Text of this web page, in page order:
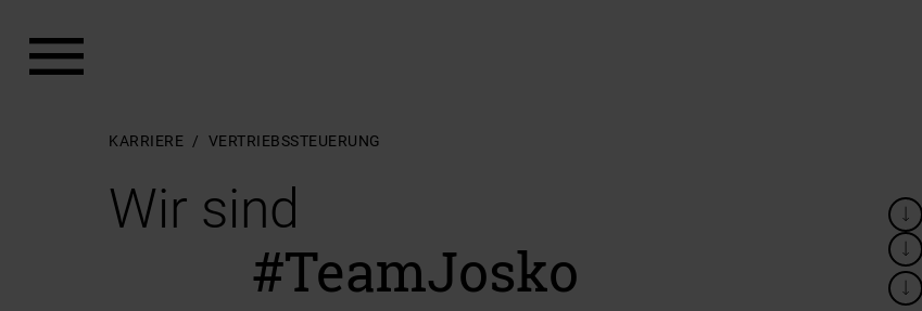
KARRIERE VERTRIEBSSTEUERUNG
Wir sind
#TeamJosko